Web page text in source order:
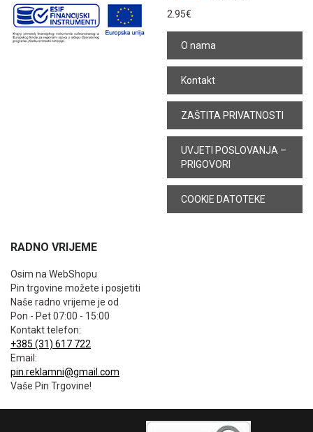
2.95€
O nama
Kontakt
ZAŠTITA PRIVATNOSTI
UVJETI POSLOVANJA –
PRIGOVORI
COOKIE DATOTEKE
RADNO VRIJEME
Osim na WebShopu
Pin trgovine možete i posjetiti
Naše radno vrijeme je od
Pon - Pet 07:00 - 15:00
Kontakt telefon:
+385 (31) 617 722
Email:
pin.reklamni@gmail.com
Vaše Pin Trgovine!